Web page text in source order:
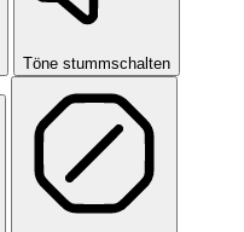
Töne stummschalten